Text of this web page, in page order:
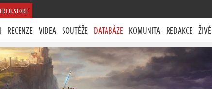
RECENZE VIDEA SOUTĚŽE DATABÁZE KOMUNITA REDAKCE ŽIVĚ